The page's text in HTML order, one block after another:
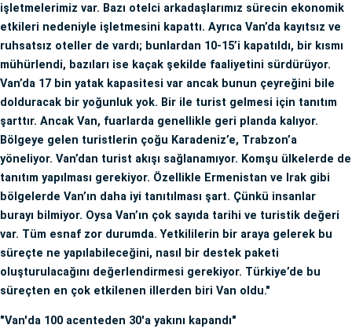
işletmelerimiz var. Bazı otelci arkadaşlarımız sürecin ekonomik
etkileri nedeniyle işletmesini kapattı. Ayrıca Van’da kayıtsız ve
ruhsatsız oteller de vardı; bunlardan 10-15’i kapatıldı, bir kısmı
mühürlendi, bazıları ise kaçak şekilde faaliyetini sürdürüyor.
Van’da 17 bin yatak kapasitesi var ancak bunun çeyreğini bile
dolduracak bir yoğunluk yok. Bir ile turist gelmesi için tanıtım
şarttır. Ancak Van, fuarlarda genellikle geri planda kalıyor.
Bölgeye gelen turistlerin çoğu Karadeniz’e, Trabzon’a
yöneliyor. Van’dan turist akışı sağlanamıyor. Komşu ülkelerde de
tanıtım yapılması gerekiyor. Özellikle Ermenistan ve Irak gibi
bölgelerde Van’ın daha iyi tanıtılması şart. Çünkü insanlar
burayı bilmiyor. Oysa Van’ın çok sayıda tarihi ve turistik değeri
var. Tüm esnaf zor durumda. Yetkililerin bir araya gelerek bu
süreçte ne yapılabileceğini, nasıl bir destek paketi
oluşturulacağını değerlendirmesi gerekiyor. Türkiye’de bu
süreçten en çok etkilenen illerden biri Van oldu."
"Van'da 100 acenteden 30'a yakını kapandı"